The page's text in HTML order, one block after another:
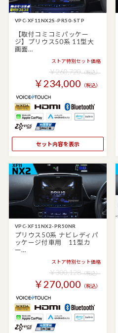
VPC-XF11NX2S-PR50-STP
【取付コミコミパッケー
ジ】プリウス50系 11型大
画面…
ストア特別セット価格
￥260,720（税込）
￥234,000 （税込）
セット内容を表示
VPC-XF11NX2-PR50NR
プリウス50系 ナビレディパ
ッケージ付車用 11型カ
ー…
ストア特別セット価格
￥300,128（税込）
￥270,000 （税込）